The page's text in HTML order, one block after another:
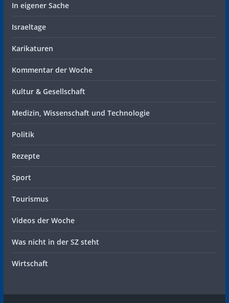
In eigener Sache
Israeltage
Karikaturen
Kommentar der Woche
Kultur & Gesellschaft
Medizin, Wissenschaft und Technologie
Politik
Rezepte
Sport
Tourismus
Videos der Woche
Was nicht in der SZ steht
Wirtschaft